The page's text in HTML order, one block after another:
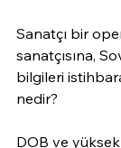
Sanatçı bir
sanatçısına,
bilgileri
nedir?
DOB ve